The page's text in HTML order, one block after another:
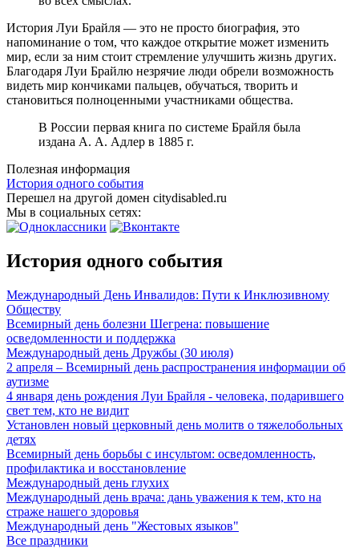
История Луи Брайля — это не просто биография, это
напоминание о том, что каждое открытие может изменить
мир, если за ним стоит стремление улучшить жизнь других.
Благодаря Луи Брайлю незрячие люди обрели возможность
видеть мир кончиками пальцев, обучаться, творить и
становиться полноценными участниками общества.
В России первая книга по системе Брайля была
издана А. А. Адлер в 1885 г.
Полезная информация
История одного события
Перешел на другой домен citydisabled.ru
Мы в социальных сетях:
История одного события
Международный День Инвалидов: Пути к Инклюзивному
Обществу
Всемирный день болезни Шегрена: повышение
осведомленности и поддержка
Международный день Дружбы (30 июля)
2 апреля – Всемирный день распространения информации об
аутизме
4 января день рождения Луи Брайля - человека, подарившего
свет тем, кто не видит
Установлен новый церковный день молитв о тяжелобольных
детях
Всемирный день борьбы с инсультом: осведомленность,
профилактика и восстановление
Международный день глухих
Международный день врача: дань уважения к тем, кто на
страже нашего здоровья
Международный день "Жестовых языков"
Все праздники